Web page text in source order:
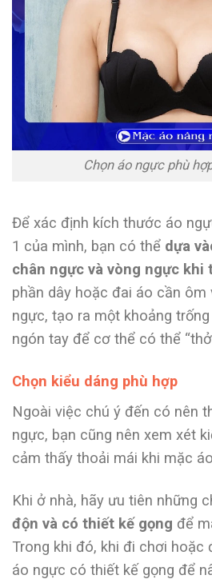
Chọn áo ngực phù
Để xác định kích thước áo
1 của mình, bạn có thể dựa
chân ngực và vòng ngực khi
phần dây hoặc đai áo cần ôm
ngực, tạo ra một khoảng
ngón tay để cơ thể có thể
Chọn kiểu dáng phù hợp
Ngoài việc chú ý đến có nên
ngực, bạn cũng nên xem xét
cảm thấy thoải mái khi mặc
Khi ở nhà, hãy ưu tiên những
độn và có thiết kế gọng để
Trong khi đó, khi đi chơi hoặc
áo ngực có thiết kế gọng để